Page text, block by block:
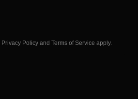
Privacy Policyand Terms of Service apply.